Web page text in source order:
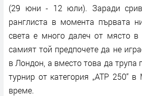
(29 юни - 12 юли). Заради
ранглиста в момента първата
света е много далеч от място в
самият той предпочете да не
в Лондон, а вместо това да трупа
турнир от категория „АТР 250“
време.